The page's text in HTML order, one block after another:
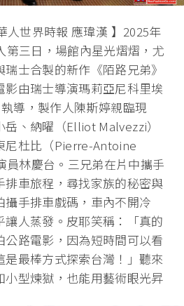
人世界時報 應瑋漢 】2025年
第三日，場館內星光熠熠，尤
士合製的新作《陌路兄弟》
由瑞士導演瑪莉亞尼科里埃
導，製作人陳斯婷親臨現
、納曜（Elliot Malvezzi）
尼杜比（Pierre-Antoine
員林慶台。三兄弟在片中攜手
排車旅程，尋找家族的秘密與
攝手排車戲碼，車內不開冷
人蒸發。皮耶笑稱：「真的
路電影，因為短時間可以看
最棒方式探索台灣！」聽來
小型煉獄，也能用藝術眼光昇